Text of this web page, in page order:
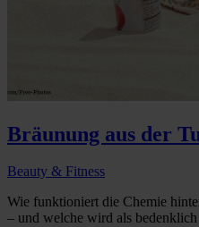
Bräunung aus der
Beauty & Fitness
Wie funktioniert die Chemie
– und welche wird als bedenklich